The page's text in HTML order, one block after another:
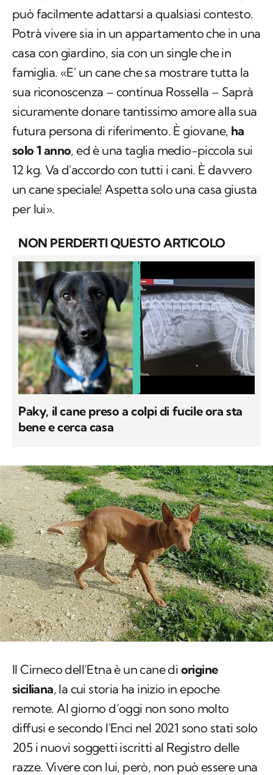
può facilmente adattarsi a qualsiasi contesto.
Potrà vivere sia in un appartamento che in una
casa con giardino, sia con un single che in
famiglia. «E' un cane che sa mostrare tutta la
sua riconoscenza – continua Rossella – Saprà
sicuramente donare tantissimo amore alla sua
futura persona di riferimento. È giovane, ha
solo 1 anno, ed è una taglia medio-piccola sui
12 kg. Va d'accordo con tutti i cani. È davvero
un cane speciale! Aspetta solo una casa giusta
per lui».
NON PERDERTI QUESTO ARTICOLO
Paky, il cane preso a colpi di fucile ora sta
bene e cerca casa
Il Cirneco dell’Etna è un cane di origine
siciliana, la cui storia ha inizio in epoche
remote. Al giorno d’oggi non sono molto
diffusi e secondo l'Enci nel 2021 sono stati solo
205 i nuovi soggetti iscritti al Registro delle
razze. Vivere con lui, però, non può essere una